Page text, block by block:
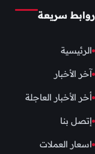
روابط سريعة
الرئيسية
آخر الأخبار
أخر الأخبار العاجلة
إتصل بنا
اسعار العملات